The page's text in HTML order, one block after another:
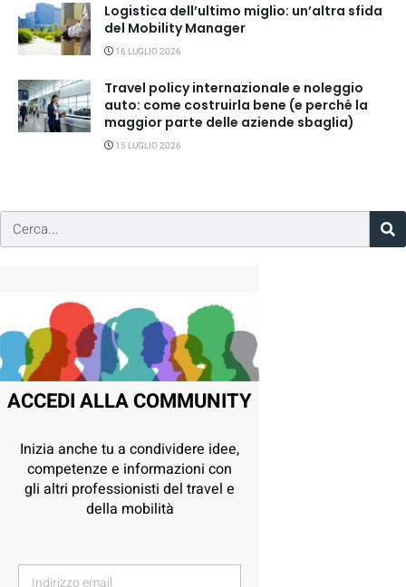
Logistica dell’ultimo miglio: un’altra sfida
del Mobility Manager
16 LUGLIO 2026
Travel policy internazionale e noleggio
auto: come costruirla bene (e perché la
maggior parte delle aziende sbaglia)
15 LUGLIO 2026
ACCEDI ALLA COMMUNITY
Inizia anche tu a condividere idee,
competenze e informazioni con
gli altri professionisti del travel e
della mobilità